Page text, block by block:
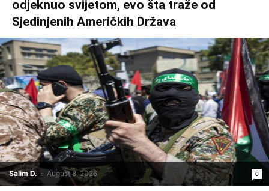
odjeknuo svijetom, evo šta traže od
Sjedinjenih Američkih Država
Salim D. - August 8, 2026 0